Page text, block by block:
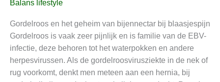
Balans lifestyle
Gordelroos en het geheim van bijennectar bij blaasjespijn
Gordelroos is vaak zeer pijnlijk en is familie van de EBV-
infectie, deze behoren tot het waterpokken en andere
herpesvirussen. Als de gordelroosvirusziekte in de nek of
rug voorkomt, denkt men meteen aan een hernia, bij
en
goudsbloemzalf
bij
blaasjespijn,
“familie